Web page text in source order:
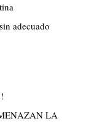
adecuado
LA